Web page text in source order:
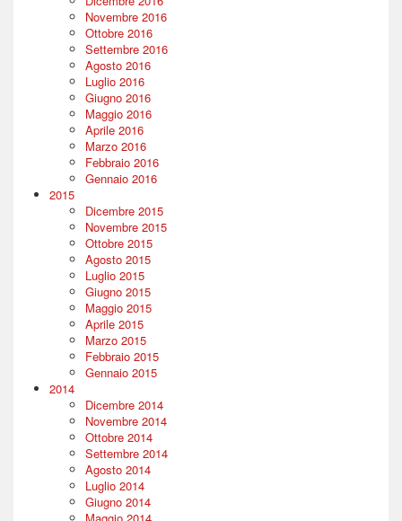
Novembre 2016
Ottobre 2016
Settembre 2016
Agosto 2016
Luglio 2016
Giugno 2016
Maggio 2016
Aprile 2016
Marzo 2016
Febbraio 2016
Gennaio 2016
2015
Dicembre 2015
Novembre 2015
Ottobre 2015
Agosto 2015
Luglio 2015
Giugno 2015
Maggio 2015
Aprile 2015
Marzo 2015
Febbraio 2015
Gennaio 2015
2014
Dicembre 2014
Novembre 2014
Ottobre 2014
Settembre 2014
Agosto 2014
Luglio 2014
Giugno 2014